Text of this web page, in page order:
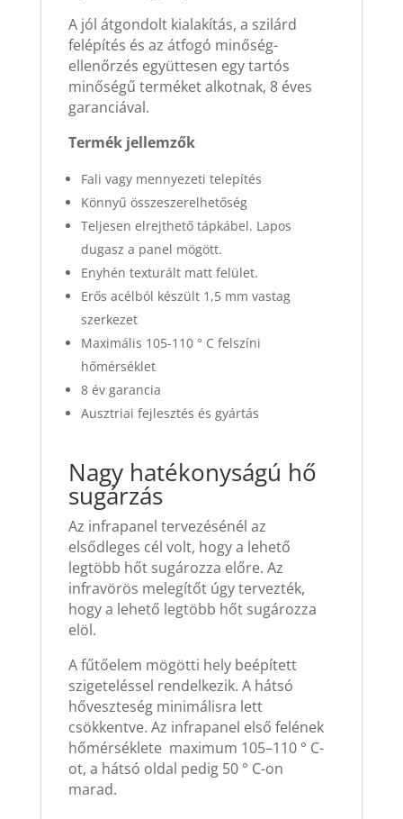
A jól átgondolt kialakítás, a szilárd
felépítés és az átfogó minőség-
ellenőrzés együttesen egy tartós
minőségű terméket alkotnak, 8 éves
garanciával.
Termék jellemzők
Fali vagy mennyezeti telepítés
Könnyű összeszerelhetőség
Teljesen elrejthető tápkábel. Lapos
dugasz a panel mögött.
Enyhén texturált matt felület.
Erős acélból készült 1,5 mm vastag
szerkezet
Maximális 105-110 ° C felszíni
hőmérséklet
8 év garancia
Ausztriai fejlesztés és gyártás
Nagy hatékonyságú hő
sugárzás
Az infrapanel tervezésénél az
elsődleges cél volt, hogy a lehető
legtöbb hőt sugározza előre. Az
infravörös melegítőt úgy tervezték,
hogy a lehető legtöbb hőt sugározza
elöl.
A fűtőelem mögötti hely beépített
szigeteléssel rendelkezik. A hátsó
hőveszteség minimálisra lett
csökkentve. Az infrapanel első felének
hőmérséklete maximum 105–110 ° C-
ot, a hátsó oldal pedig 50 ° C-on
marad.